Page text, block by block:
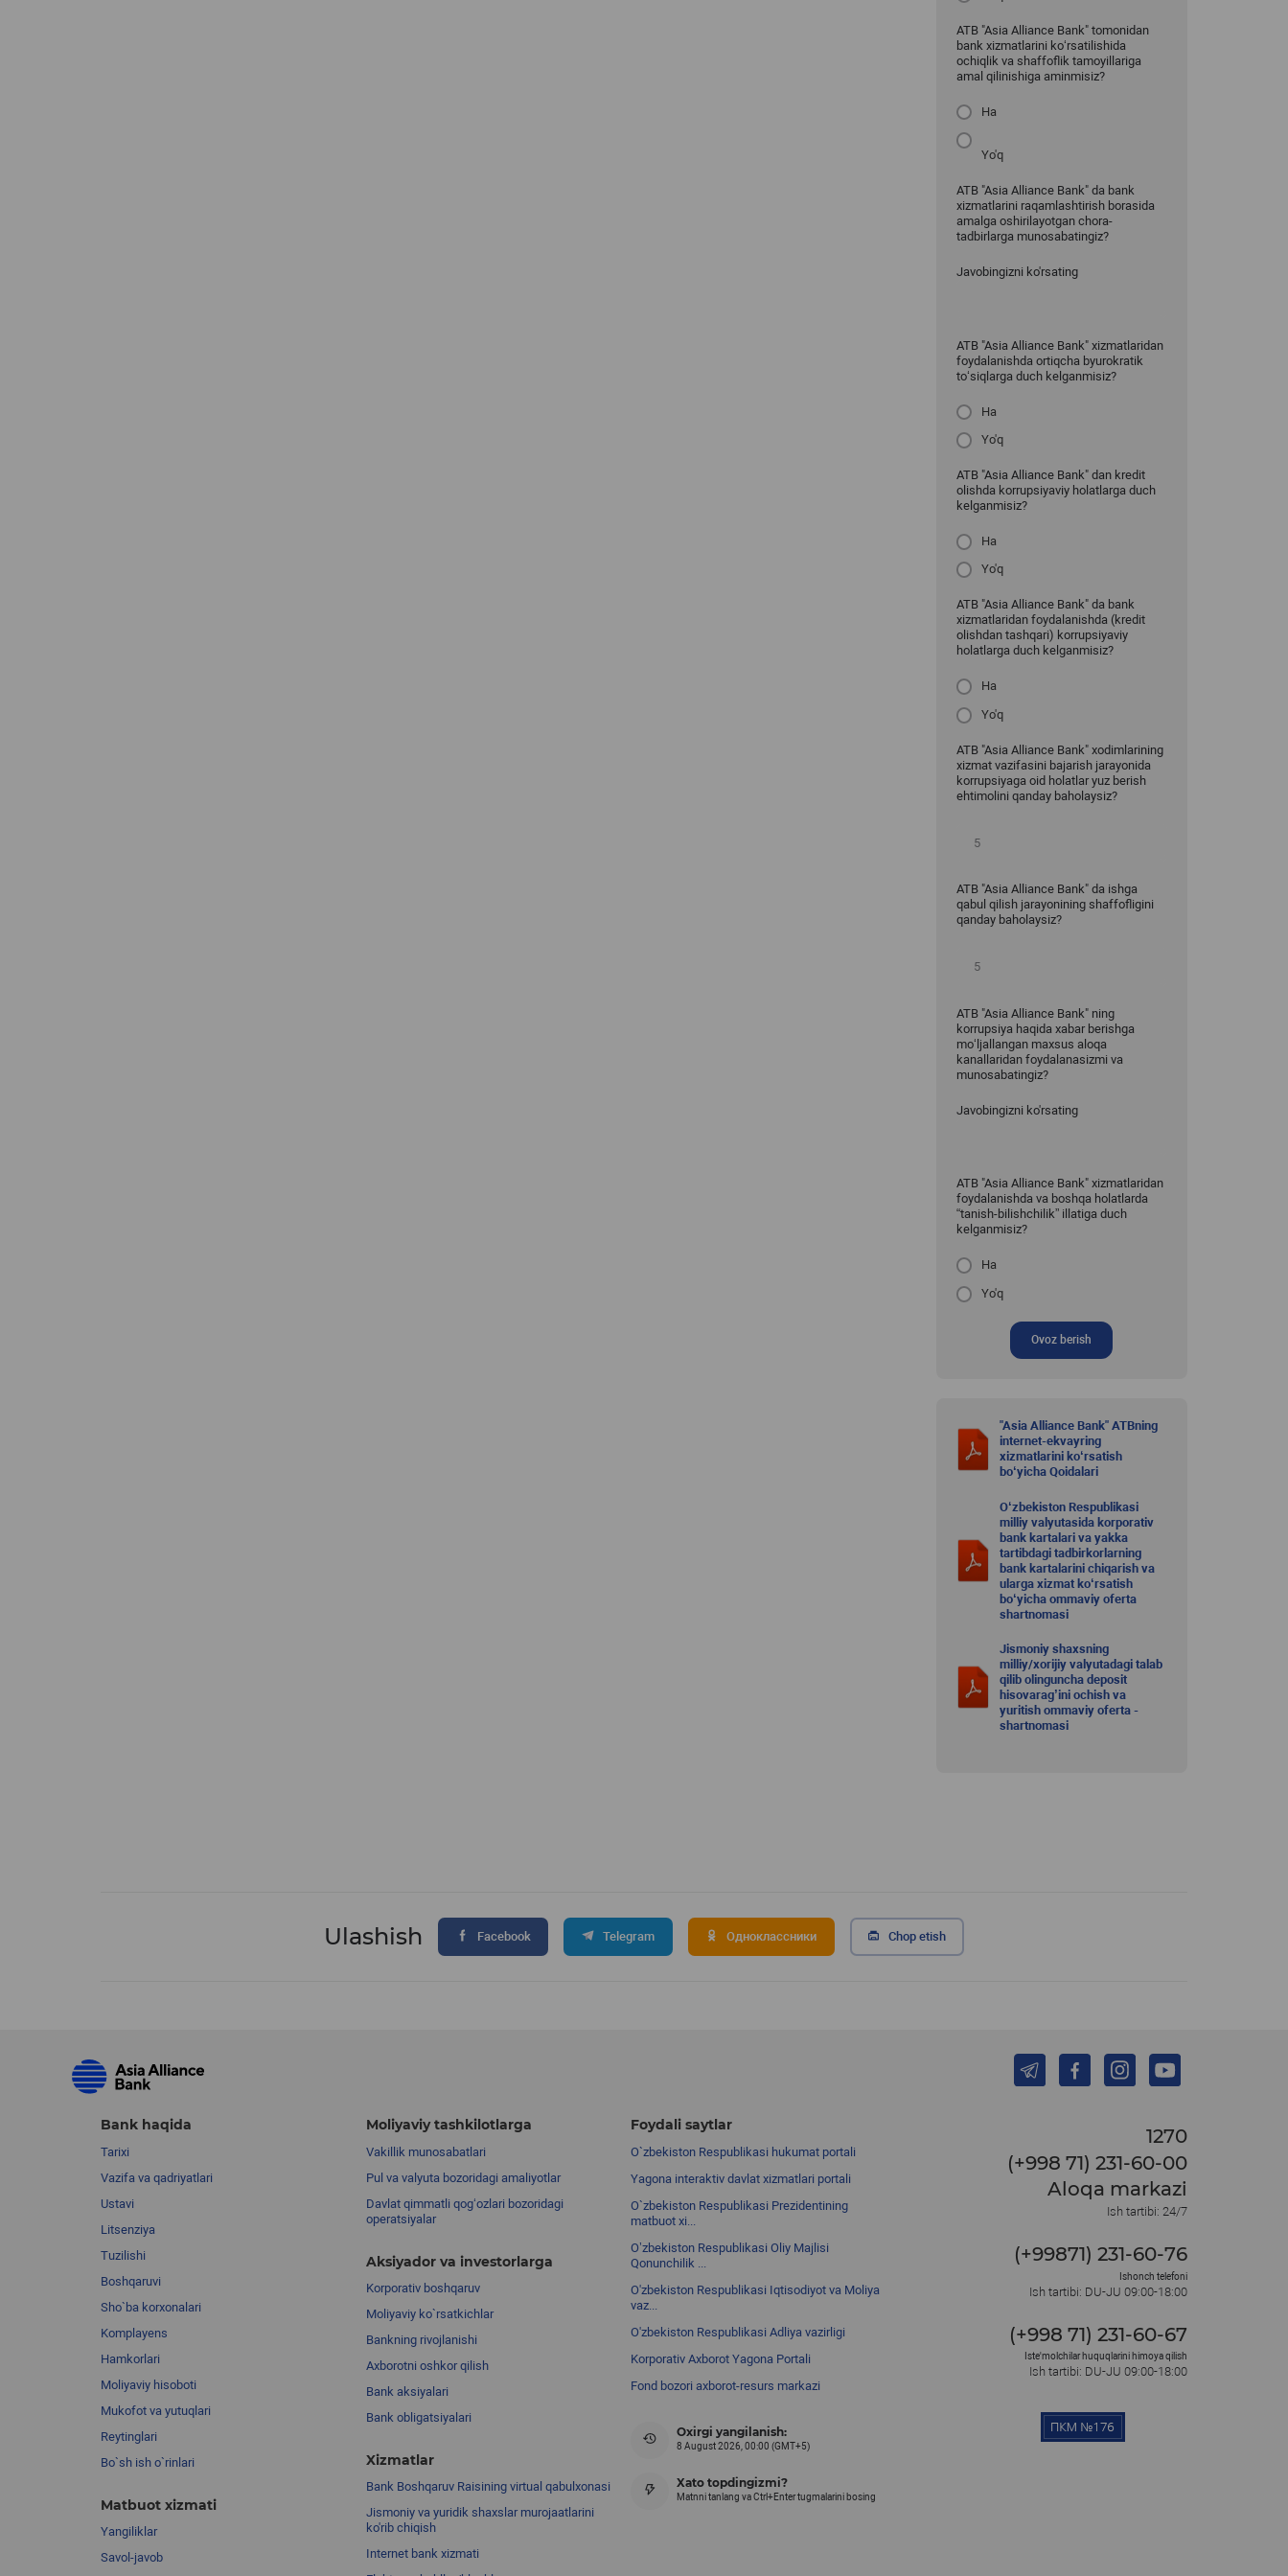
ATB "Asia Alliance Bank" tomonidan
bank xizmatlarini ko‘rsatilishida
ochiqlik va shaffoflik tamoyillariga
amal qilinishiga aminmisiz?
Ha
Yo'q
ATB "Asia Alliance Bank" da bank
xizmatlarini raqamlashtirish borasida
amalga oshirilayotgan chora-
tadbirlarga munosabatingiz?
Javobingizni ko'rsating
ATB "Asia Alliance Bank" xizmatlaridan
foydalanishda ortiqcha byurokratik
to‘siqlarga duch kelganmisiz?
Ha
Yo'q
ATB "Asia Alliance Bank" dan kredit
olishda korrupsiyaviy holatlarga duch
kelganmisiz?
Ha
Yo'q
ATB "Asia Alliance Bank" da bank
xizmatlaridan foydalanishda (kredit
olishdan tashqari) korrupsiyaviy
holatlarga duch kelganmisiz?
Ha
Yo'q
ATB "Asia Alliance Bank" xodimlarining
xizmat vazifasini bajarish jarayonida
korrupsiyaga oid holatlar yuz berish
ehtimolini qanday baholaysiz?
ATB "Asia Alliance Bank" da ishga
qabul qilish jarayonining shaffofligini
qanday baholaysiz?
ATB "Asia Alliance Bank" ning
korrupsiya haqida xabar berishga
mo‘ljallangan maxsus aloqa
kanallaridan foydalanasizmi va
munosabatingiz?
Javobingizni ko'rsating
ATB "Asia Alliance Bank" xizmatlaridan
foydalanishda va boshqa holatlarda
“tanish-bilishchilik” illatiga duch
kelganmisiz?
Ha
Yo'q
Ovoz berish
"Asia Alliance Bank" ATBning
internet-ekvayring
xizmatlarini ko‘rsatish
bo‘yicha Qoidalari
O‘zbekiston Respublikasi
milliy valyutasida korporativ
bank kartalari va yakka
tartibdagi tadbirkorlarning
bank kartalarini chiqarish va
ularga xizmat ko‘rsatish
bo‘yicha ommaviy oferta
shartnomasi
Jismoniy shaxsning
milliy/xorijiy valyutadagi talab
qilib olinguncha deposit
hisovarag’ini ochish va
yuritish ommaviy oferta -
shartnomasi
Ulashish Facebook Telegram Одноклассники Chop etish
Bank haqida
Tarixi
Vazifa va qadriyatlari
Ustavi
Litsenziya
Tuzilishi
Boshqaruvi
Sho`ba korxonalari
Komplayens
Hamkorlari
Moliyaviy hisoboti
Mukofot va yutuqlari
Reytinglari
Bo`sh ish o`rinlari
Matbuot xizmati
Yangiliklar
Savol-javob
Moliyaviy tashkilotlarga
Vakillik munosabatlari
Pul va valyuta bozoridagi amaliyotlar
Davlat qimmatli qog‘ozlari bozoridagi
operatsiyalar
Aksiyador va investorlarga
Korporativ boshqaruv
Moliyaviy ko`rsatkichlar
Bankning rivojlanishi
Axborotni oshkor qilish
Bank aksiyalari
Bank obligatsiyalari
Xizmatlar
Bank Boshqaruv Raisining virtual qabulxonasi
Jismoniy va yuridik shaxslar murojaatlarini
ko'rib chiqish
Internet bank xizmati
Foydali saytlar
O`zbekiston Respublikasi hukumat portali
Yagona interaktiv davlat xizmatlari portali
O`zbekiston Respublikasi Prezidentining
matbuot xi...
Oʼzbekiston Respublikasi Oliy Majlisi
Qonunchilik ...
O'zbekiston Respublikasi Iqtisodiyot va Moliya
vaz...
O'zbekiston Respublikasi Adliya vazirligi
Korporativ Axborot Yagona Portali
Fond bozori axborot-resurs markazi
Oxirgi yangilanish:
8 August 2026, 00:00 (GMT+5)
Xato topdingizmi?
Matnni tanlang va Ctrl+Enter tugmalarini bosing
1270
(+998 71) 231-60-00
Aloqa markazi
Ish tartibi: 24/7
(+99871) 231-60-76
Ishonch telefoni
Ish tartibi: DU-JU 09:00-18:00
(+998 71) 231-60-67
Iste'molchilar huquqlarini himoya qilish
Ish tartibi: DU-JU 09:00-18:00